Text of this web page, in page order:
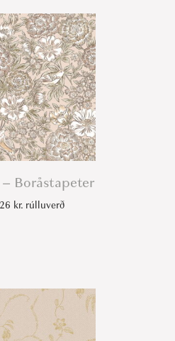
Boråstapeter
kr. rúlluverð